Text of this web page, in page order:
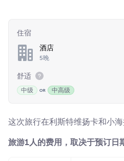
住宿
酒店
5晚
舒适
中级 中高级
这次旅行在利斯特维扬卡和小海
旅游1人的费用，取决于预订日